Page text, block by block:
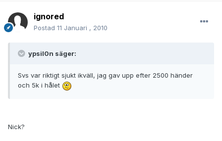
ignored
Postad 11 Januari , 2010
ypsil0n säger:
Svs var riktigt sjukt ikväll, jag gav upp efter 2500 händer
och 5k i hålet
Nick?